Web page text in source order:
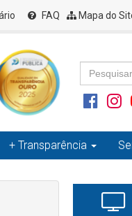
FAQ Mapa do
+ Transparência